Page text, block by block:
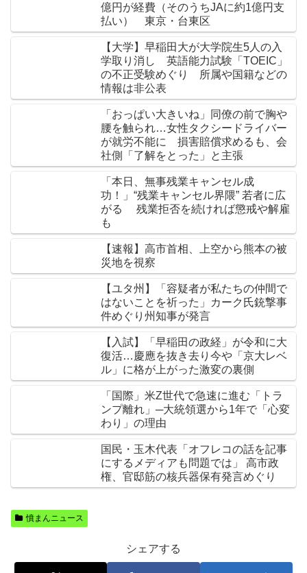
億円が経費（そのうちJAに約1億円支
払い） 東京・台東区
【大学】早稲田大が大学院生5人の入
学取り消し 英語能力試験「TOEIC」
の不正受験めぐり 所属や国籍などの
情報は非公表
「おっぱい大きいね」同僚の前で胸や
腰を触られ…女性タクシードライバー
が就労不能に 損害賠償求めるも、会
社側「了解をとった」と主張
「本日、無事残業キャンセル成
功！」“残業キャンセル界隈” 若者に広
がる 残業拒否を続ければ懲戒や解雇
も
【速報】高市首相、上空から熊本の被
災地を視察
【ユタ州】「容疑者が私たちの仲間で
はないことを祈った」カーク氏銃撃事
件めぐり州知事が発言
【入試】「早稲田の政経」が令和に大
復活…慶應を抜き去り今や「京大レベ
ル」に格が上がった激変の裏側
「国際」米Z世代で急速に進む「トラ
ンプ離れ」─大統領選から1年で「心変
わり」の理由
国民・玉木代表「オフレコの話を記事
にするメディアも問題では」 高市政
権、官邸筋の核兵器保有発言めぐり
憤まんニュース
シェアする